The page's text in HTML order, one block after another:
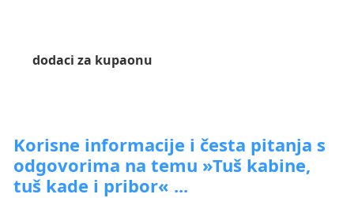
dodaci za kupaonu
Korisne informacije i česta pitanja s
odgovorima na temu »Tuš kabine,
tuš kade i pribor« ...